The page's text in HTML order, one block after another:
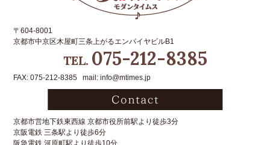
〒604-8001
京都市中京区木屋町三条上がるエンパイヤビルB1
TEL. 075-212-8385
FAX: 075-212-8385 mail: info@mtimes.jp
京都市営地下鉄東西線 京都市役所前駅より徒歩3分
京阪電鉄 三条駅より徒歩6分